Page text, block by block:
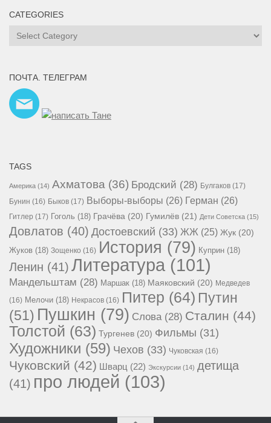
CATEGORIES
Categories
ПОЧТА. ТЕЛЕГРАМ
TAGS
Америка (14) Ахматова (36) Бродский (28) Булгаков (17)
Бунин (16) Быков (17) Выборы-выборы (26) Герман (26)
Гитлер (17) Гоголь (18) Грачёва (20) Гумилёв (21) Дети Советска (15)
Довлатов (40) Достоевский (33) ЖЖ (25) Жук (20)
Жуков (18) Зощенко (16) История (79) Куприн (18)
Ленин (41) Литература (101)
Мандельштам (28) Маршак (18) Маяковский (20) Медведев
(16) Мелочи (18) Некрасов (16) Питер (64) Путин
(51) Пушкин (79) Слова (28) Сталин (44)
Толстой (63) Тургенев (20) Фильмы (31)
Художники (59) Чехов (33) Чуковская (16)
Чуковский (42) Шварц (22) Экскурсии (14) детища
(41) про людей (103)